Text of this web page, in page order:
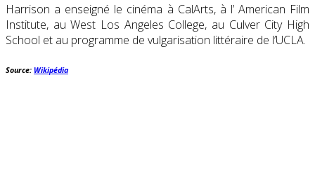
Harrison a enseigné le cinéma à CalArts, à l’ American Film
Institute, au West Los Angeles College, au Culver City High
School et au programme de vulgarisation littéraire de l’UCLA.
Source: Wikipédia